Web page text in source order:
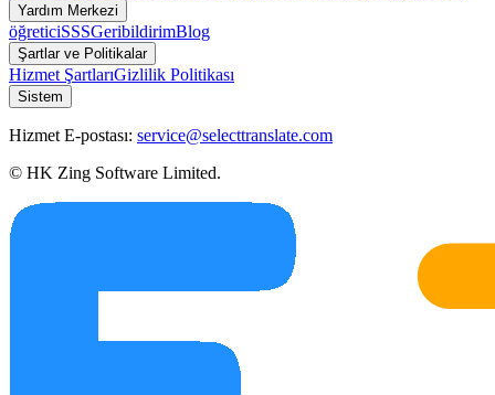
Yardım Merkezi
öğreticiSSSGeribildirimBlog
Şartlar ve Politikalar
Hizmet ŞartlarıGizlilik Politikası
Sistem
Hizmet E-postası: service@selecttranslate.com
© HK Zing Software Limited.